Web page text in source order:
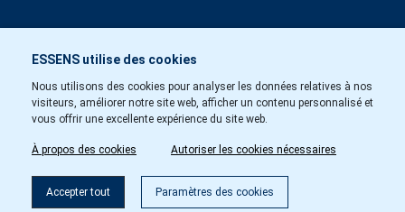
ESSENS utilise des cookies
Nous utilisons des cookies pour analyser les données relatives à nos
visiteurs, améliorer notre site web, afficher un contenu personnalisé et
vous offrir une excellente expérience du site web.
À propos des cookies Autoriser les cookies nécessaires
Accepter tout Paramètres des cookies